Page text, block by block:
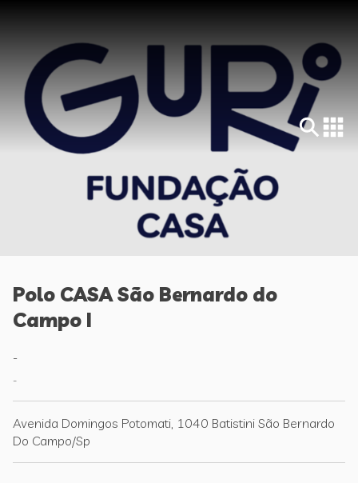
Polo CASA São Bernardo do
Campo I
-
-
Avenida Domingos Potomati, 1040 Batistini São Bernardo
Do Campo/Sp